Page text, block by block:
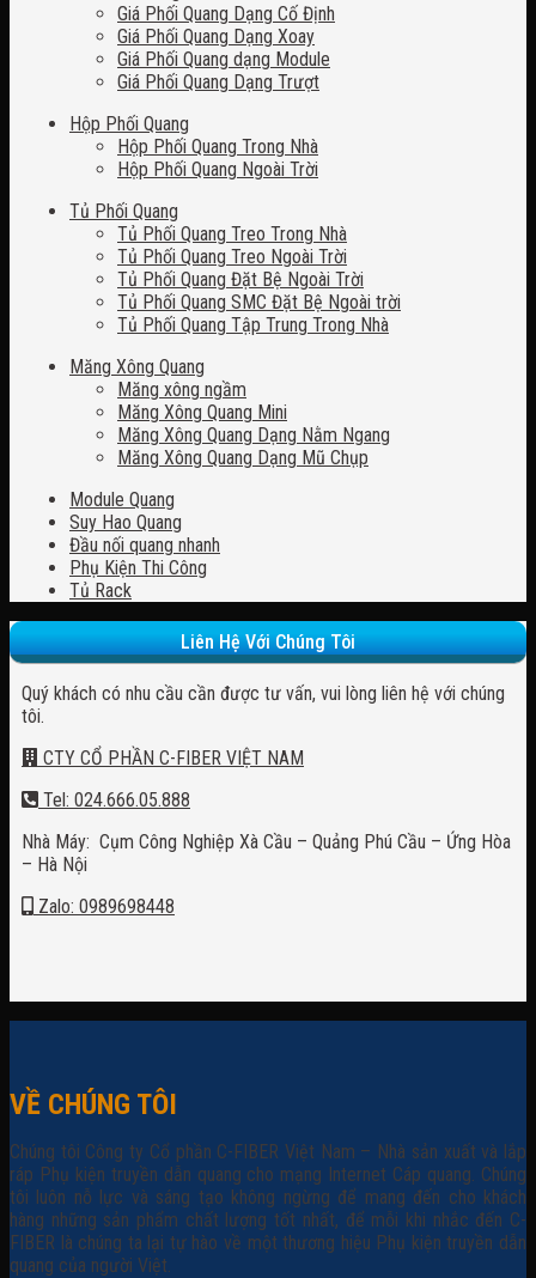
Giá Phối Quang Dạng Cố Định
Giá Phối Quang Dạng Xoay
Giá Phối Quang dạng Module
Giá Phối Quang Dạng Trượt
Hộp Phối Quang
Hộp Phối Quang Trong Nhà
Hộp Phối Quang Ngoài Trời
Tủ Phối Quang
Tủ Phối Quang Treo Trong Nhà
Tủ Phối Quang Treo Ngoài Trời
Tủ Phối Quang Đặt Bệ Ngoài Trời
Tủ Phối Quang SMC Đặt Bệ Ngoài trời
Tủ Phối Quang Tập Trung Trong Nhà
Măng Xông Quang
Măng xông ngầm
Măng Xông Quang Mini
Măng Xông Quang Dạng Nằm Ngang
Măng Xông Quang Dạng Mũ Chụp
Module Quang
Suy Hao Quang
Đầu nối quang nhanh
Phụ Kiện Thi Công
Tủ Rack
Liên Hệ Với Chúng Tôi
Quý khách có nhu cầu cần được tư vấn, vui lòng liên hệ với chúng
tôi.
CTY CỔ PHẦN C-FIBER VIỆT NAM
Tel: 024.666.05.888
Nhà Máy: Cụm Công Nghiệp Xà Cầu – Quảng Phú Cầu – Ứng Hòa
– Hà Nội
Zalo: 0989698448
VỀ CHÚNG TÔI
Chúng tôi Công ty Cổ phần C-FIBER Việt Nam – Nhà sản xuất và lắp
ráp Phụ kiện truyền dẫn quang cho mạng Internet Cáp quang. Chúng
tôi luôn nỗ lực và sáng tạo không ngừng để mang đến cho khách
hàng những sản phẩm chất lượng tốt nhất, để mỗi khi nhắc đến C-
FIBER là chúng ta lại tự hào về một thương hiệu Phụ kiện truyền dẫn
quang của người Việt.